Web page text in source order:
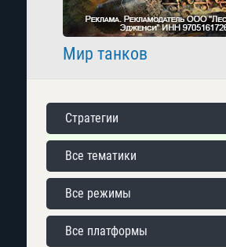
Мир танков
Стратегии
Все тематики
Все режимы
Все платформы